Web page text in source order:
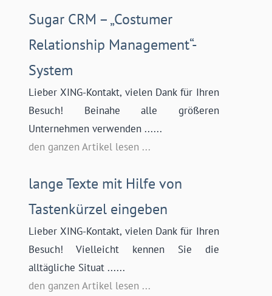
Sugar CRM – „Costumer
Relationship Management“-
System
Lieber XING-Kontakt, vielen Dank für Ihren
Besuch! Beinahe alle größeren
Unternehmen verwenden ......
den ganzen Artikel lesen ...
lange Texte mit Hilfe von
Tastenkürzel eingeben
Lieber XING-Kontakt, vielen Dank für Ihren
Besuch! Vielleicht kennen Sie die
alltägliche Situat ......
den ganzen Artikel lesen ...